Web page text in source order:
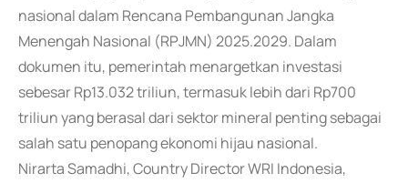
nasional dalam Rencana Pembangunan Jangka
Menengah Nasional (RPJMN) 2025.2029. Dalam
dokumen itu, pemerintah menargetkan investasi
sebesar Rp13.032 triliun, termasuk lebih dari Rp700
triliun yang berasal dari sektor mineral penting sebagai
salah satu penopang ekonomi hijau nasional.
Nirarta Samadhi, Country Director WRI Indonesia,